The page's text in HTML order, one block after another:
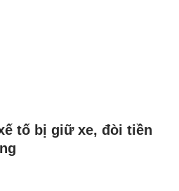
tố bị giữ xe, đòi tiền